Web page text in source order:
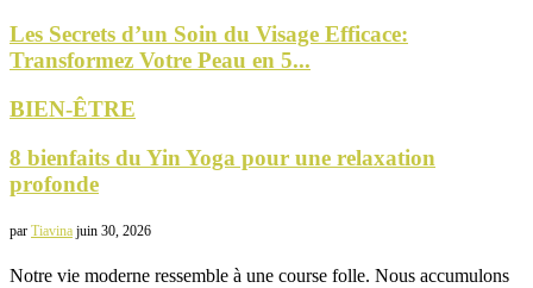
Les Secrets d’un Soin du Visage Efficace:
Transformez Votre Peau en 5...
BIEN-ÊTRE
8 bienfaits du Yin Yoga pour une relaxation
profonde
par Tiavina juin 30, 2026
Notre vie moderne ressemble à une course folle. Nous accumulons